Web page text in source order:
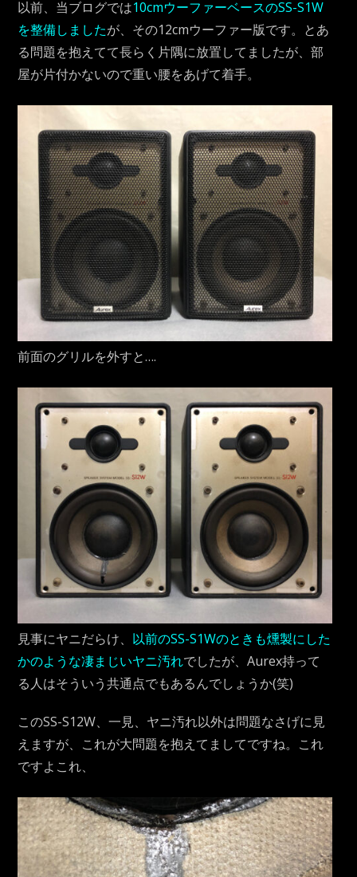
以前、当ブログでは10cmウーファーベースのSS-S1W
を整備しましたが、その12cmウーファー版です。とあ
る問題を抱えてて長らく片隅に放置してましたが、部
屋が片付かないので重い腰をあげて着手。
前面のグリルを外すと….
見事にヤニだらけ、 以前のSS-S1Wのときも燻製にした
かのような凄まじいヤニ汚れでしたが、Aurex持って
る人はそういう共通点でもあるんでしょうか(笑)
このSS-S12W、一見、ヤニ汚れ以外は問題なさげに見
えますが、これが大問題を抱えてましてですね。これ
ですよこれ、